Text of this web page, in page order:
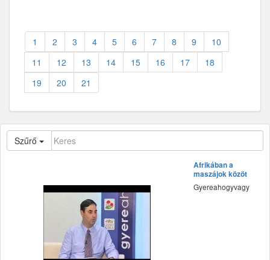
1 2 3 4 5 6 7 8 9
10
11
12 13 14 15 16 17
18
19
20 21
Szűrő
Afrikában a
maszájok között
Gyereahogyvagy